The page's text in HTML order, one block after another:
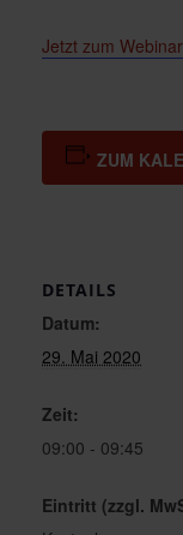
Jetzt zum
ZUM
DETAILS
Datum:
29. Mai 2020
Zeit:
09:00 - 09:45
Eintritt (zzgl.